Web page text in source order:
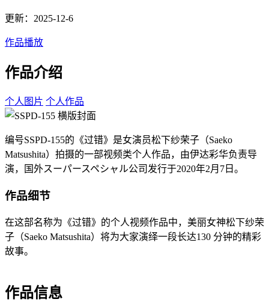
更新：2025-12-6
作品播放
作品介绍
个人图片 个人作品
编号SSPD-155的《过错》是女演员松下纱荣子（Saeko
Matsushita）拍摄的一部视频类个人作品，由伊达彩华负责导
演，国外スーパースペシャル公司发行于2020年2月7日。
作品细节
在这部名称为《过错》的个人视频作品中，美丽女神松下纱荣
子（Saeko Matsushita）将为大家演绎一段长达130 分钟的精彩
故事。
作品信息